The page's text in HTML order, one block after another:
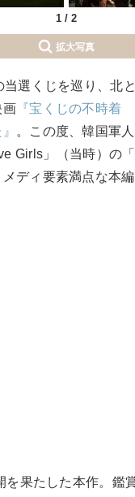
1 / 2
拡大写真
選くじを巡り、北
画『宝くじの不時着
。この度、韓国軍
Girls」（当時）の
ディ要素満点な本
を果たした本作。鑑